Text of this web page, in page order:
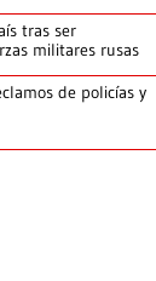
tras ser
militares rusas
de policías y